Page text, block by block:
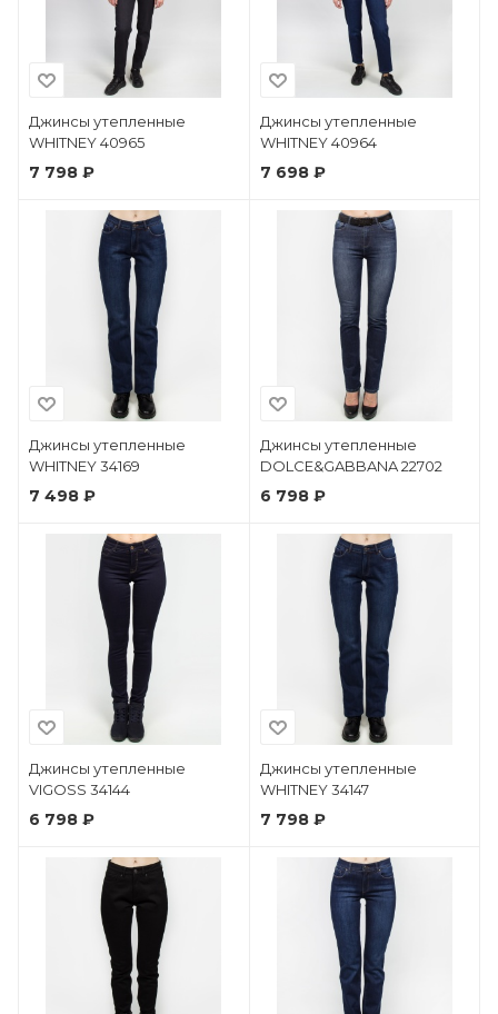
Джинсы утепленные
WHITNEY 40965
7 798 ₽
Джинсы утепленные
WHITNEY 40964
7 698 ₽
Джинсы утепленные
WHITNEY 34169
7 498 ₽
Джинсы утепленные
DOLCE&GABBANA 22702
6 798 ₽
Джинсы утепленные
VIGOSS 34144
6 798 ₽
Джинсы утепленные
WHITNEY 34147
7 798 ₽